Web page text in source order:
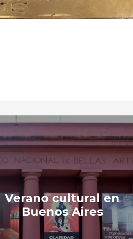
Verano cultural en
Buenos Aires